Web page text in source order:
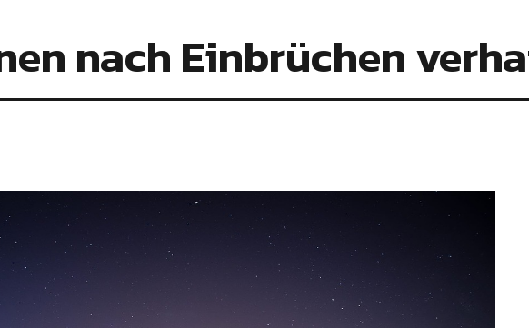
nach Einbrüchen